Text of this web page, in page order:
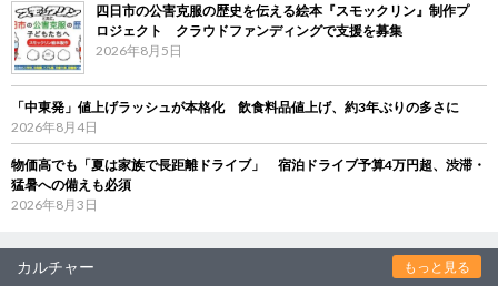
四日市の公害克服の歴史を伝える絵本『スモックリン』制作プ
ロジェクト クラウドファンディングで支援を募集
2026年8月5日
「中東発」値上げラッシュが本格化 飲食料品値上げ、約3年ぶりの多さに
2026年8月4日
物価高でも「夏は家族で長距離ドライブ」 宿泊ドライブ予算4万円超、渋滞・
猛暑への備えも必須
2026年8月3日
カルチャー もっと見る